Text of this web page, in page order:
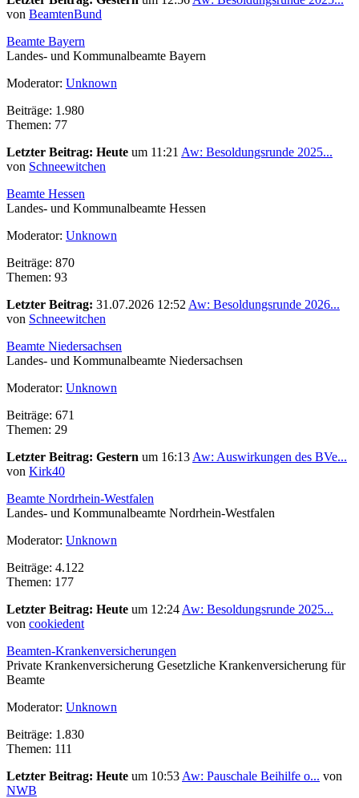
von BeamtenBund
Beamte Bayern
Landes- und Kommunalbeamte Bayern
Moderator: Unknown
Beiträge: 1.980
Themen: 77
Letzter Beitrag: Heute um 11:21 Aw: Besoldungsrunde 2025...
von Schneewitchen
Beamte Hessen
Landes- und Kommunalbeamte Hessen
Moderator: Unknown
Beiträge: 870
Themen: 93
Letzter Beitrag: 31.07.2026 12:52 Aw: Besoldungsrunde 2026...
von Schneewitchen
Beamte Niedersachsen
Landes- und Kommunalbeamte Niedersachsen
Moderator: Unknown
Beiträge: 671
Themen: 29
Letzter Beitrag: Gestern um 16:13 Aw: Auswirkungen des BVe...
von Kirk40
Beamte Nordrhein-Westfalen
Landes- und Kommunalbeamte Nordrhein-Westfalen
Moderator: Unknown
Beiträge: 4.122
Themen: 177
Letzter Beitrag: Heute um 12:24 Aw: Besoldungsrunde 2025...
von cookiedent
Beamten-Krankenversicherungen
Private Krankenversicherung Gesetzliche Krankenversicherung für
Beamte
Moderator: Unknown
Beiträge: 1.830
Themen: 111
Letzter Beitrag: Heute um 10:53 Aw: Pauschale Beihilfe o... von
NWB